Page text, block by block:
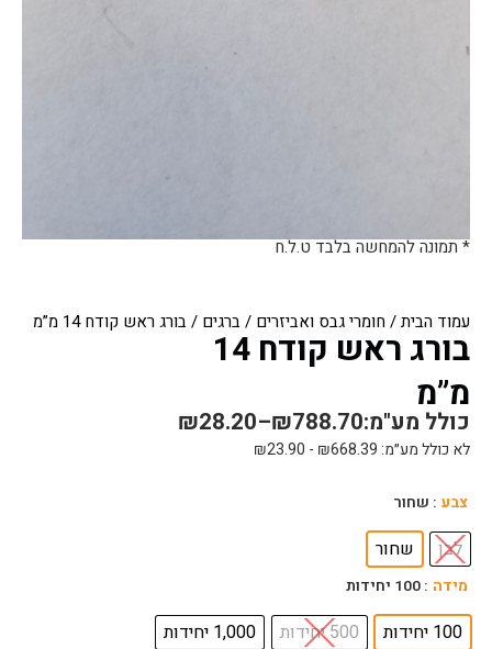
עמוד הבית/ חומרי גבס ואביזרים /ברגים / בורג ראש קודח 14 מ”מ
בורג ראש קודח 14
מ”מ
₪28.20–₪788.70כולל מע"מ:
לא כולל מע״מ: ₪668.39
-
₪23.90
צבע : שחור
לבן שחור
מידה : 100 יחידות
100 יחידות 500 יחידות
1,000 יחידות
כמות
בורג
ראש
קודח
14
מ"מ
* תמונה להמחשה בלבד ט.ל.ח